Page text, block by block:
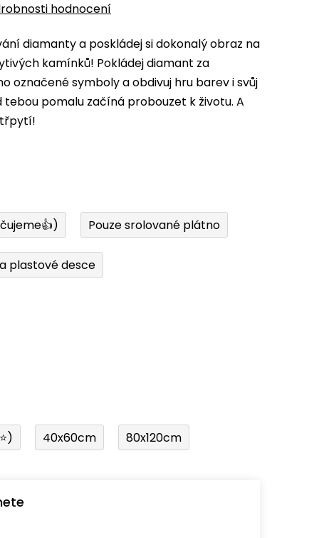
hodnocení
diamanty a poskládej si dokonalý obraz na
kamínků! Pokládej diamant za
označené symboly a obdivuj hru barev i svůj
pomalu začíná probouzet k životu. A
Pouze srolované plátno
plastové desce
40x60cm 80x120cm